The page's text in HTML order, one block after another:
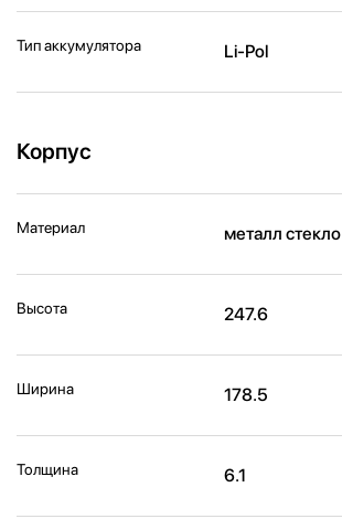
Тип аккумулятора Li-Pol
Корпус
Материал металл стекло
Высота 247.6
Ширина 178.5
Толщина 6.1